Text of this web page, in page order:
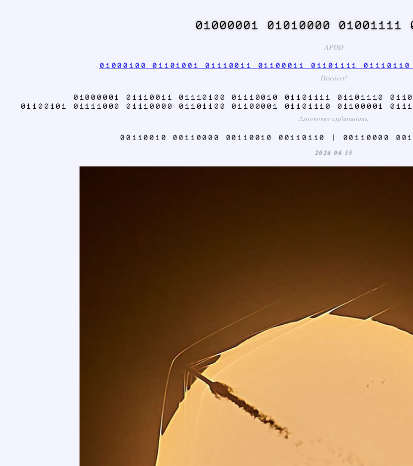
01000001 01010000 01001111
APOD
01000100 01101001 01110011 01100011 01101111
Discover!
01000001 01110011 01110100 01110010 01101111 01101110
01100101 01111000 01110000 01101100 01100001 01101110 01100001
Astronomer explanations.
00110010 00110000 00110010 00110110 | 00110000
2026 06 15